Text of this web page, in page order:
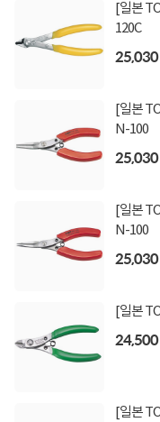
[일본
120C
25,030
[일본
N-100
25,030
[일본
N-100
25,030
[일본
24,500
[일본
[토스페
(600,000
[토스페
[토스페
상 결제
무이자
결제혜택 5만원5%
입고일 12월 31